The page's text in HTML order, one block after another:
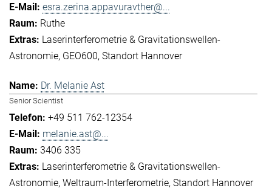
esra.zerina.appavuravther@...
Ruthe
Laserinterferometrie & Gravitationswellen-
Astronomie GEO600 Standort Hannover
Dr. Melanie Ast
Senior Scientist
+49 511 762-12354
melanie.ast@...
3406 335
Laserinterferometrie & Gravitationswellen-
Astronomie Weltraum-Interferometrie Standort Hannover